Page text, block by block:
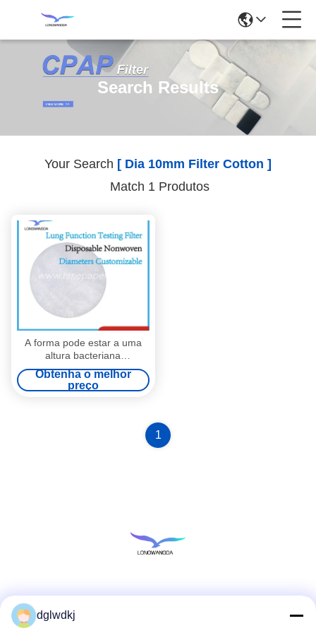
Search Results
Your Search [ Dia 10mm Filter Cotton ]
Match 1 Produtos
A forma pode estar a uma
altura bacteriana
personalizada do algodão
1.0mm do filtro do vírus do
ventilador
Obtenha o melhor
preço
1
dglwdkj